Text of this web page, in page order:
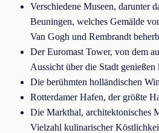
Verschiedene Museen, darunter
Beuningen, welches Gemälde
Van Gogh und Rembrandt
Der Euromast Tower, von dem
Aussicht über die Stadt genießen
Die berühmten holländischen
Rotterdamer Hafen, der größte
Die Markthal, architektonisches
Vielzahl kulinarischer